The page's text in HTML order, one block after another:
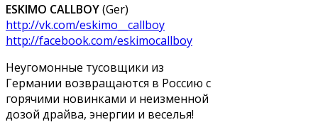
ESKIMO CALLBOY(Ger)
http://vk.com/eskimo__callboy
http://facebook.com/eskimocallboy
Неугомонные тусовщики из
Германии возвращаются в Россию с
горячими новинками и неизменной
дозой драйва, энергии и веселья!